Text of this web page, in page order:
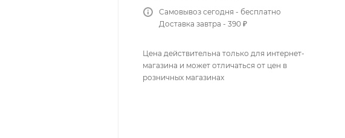
Самовывоз сегодня - бесплатно
Доставка завтра - 390 ₽
Цена действительна только для интернет-
магазина и может отличаться от цен в
розничных магазинах